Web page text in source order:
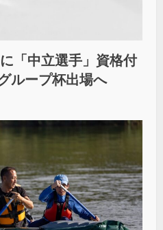
「中立選手」資格付
ループ杯出場へ